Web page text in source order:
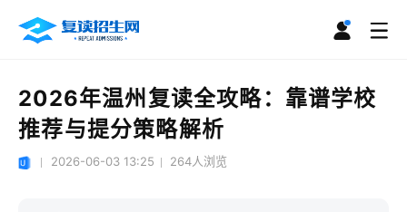
2026年温州复读全攻略：靠谱学校
推荐与提分策略解析
2026-06-03 13:25 264人浏览